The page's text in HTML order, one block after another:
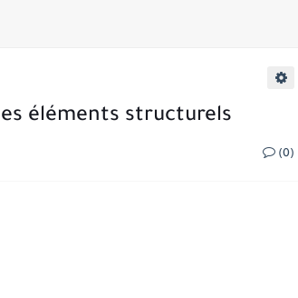
éléments structurels
(0)